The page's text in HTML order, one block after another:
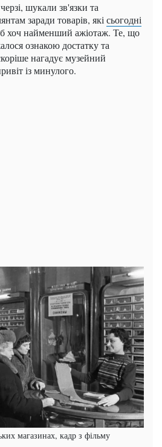
шукали зв'язки та
заради товарів, які сьогодні
хоч найменший ажіотаж. Те, що
ознакою достатку та
нагадує музейний
із минулого.
магазинах, кадр з фільму